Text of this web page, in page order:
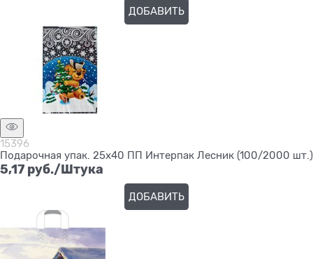
ДОБАВИТЬ
15396
Подарочная упак. 25х40 ПП Интерпак Лесник (100/2000 шт.)
5,17 руб./Штука
ДОБАВИТЬ